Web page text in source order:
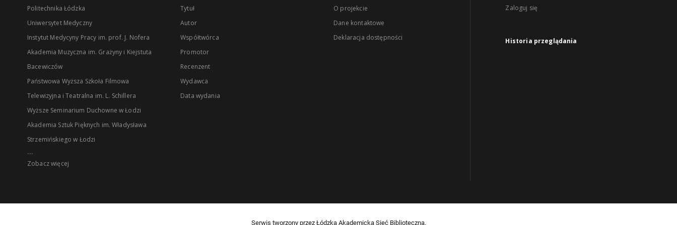
Politechnika Łódzka
Uniwersytet Medyczny
Instytut Medycyny Pracy im. prof. J. Nofera
Akademia Muzyczna im. Grażyny i Kiejstuta
Bacewiczów
Państwowa Wyższa Szkoła Filmowa
Telewizyjna i Teatralna im. L. Schillera
Wyższe Seminarium Duchowne w Łodzi
Akademia Sztuk Pięknych im. Władysława
Strzemińskiego w Łodzi
...
Zobacz więcej
Tytuł
Autor
Współtwórca
Promotor
Recenzent
Wydawca
Data wydania
O projekcie
Dane kontaktowe
Deklaracja dostępności
Zaloguj się
Historia przeglądania
Serwis tworzony przez Łódzką Akademicką Sieć Biblioteczną.